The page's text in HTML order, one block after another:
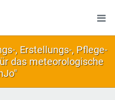
, Erstellungs-, Pflege-
das meteorologische